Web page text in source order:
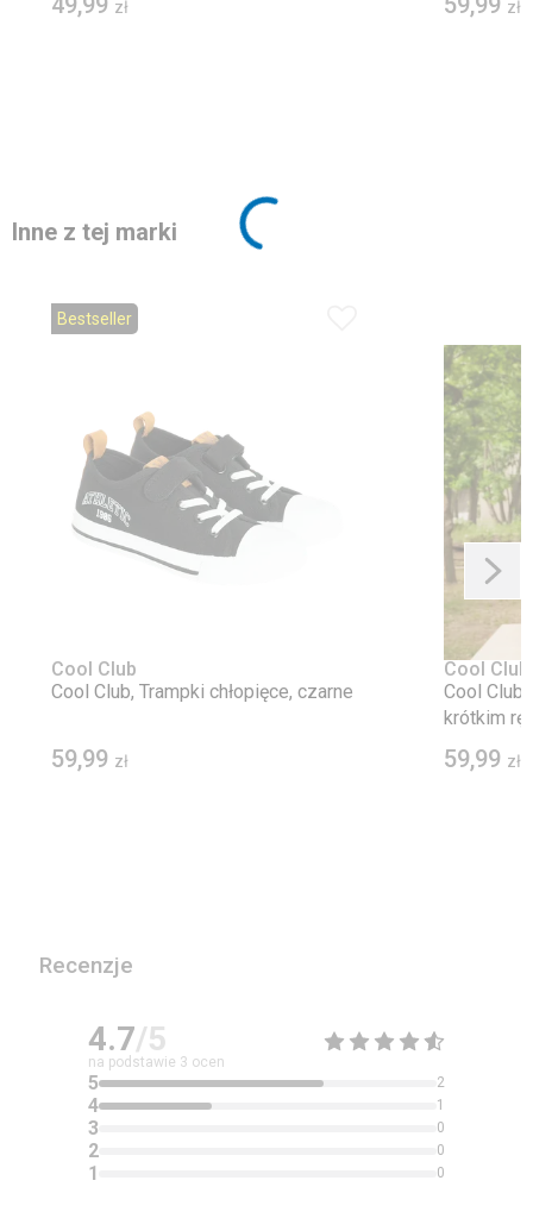
zł zł
Inne z tej marki
Bestseller
Cool Club
Cool Club, Trampki chłopięce, czarne
59,99 zł
Cool Club
Cool
krótkim
59,99 zł
Recenzje
4.7/5
na podstawie 3 ocen
5 2
4 1
3 0
2 0
1 0